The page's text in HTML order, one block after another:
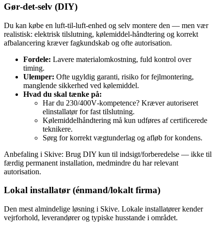
Gør‑det‑selv (DIY)
Du kan købe en luft‑til‑luft‑enhed og selv montere den — men vær
realistisk: elektrisk tilslutning, kølemiddel‑håndtering og korrekt
afbalancering kræver fagkundskab og ofte autorisation.
Fordele: Lavere materialomkostning, fuld kontrol over
timing.
Ulemper: Ofte ugyldig garanti, risiko for fejlmontering,
manglende sikkerhed ved kølemiddel.
Hvad du skal tænke på:
Har du 230/400V‑kompetence? Kræver autoriseret
elinstallatør for fast tilslutning.
Kølemiddelhåndtering må kun udføres af certificerede
teknikere.
Sørg for korrekt vægtunderlag og afløb for kondens.
Anbefaling i Skive: Brug DIY kun til indsigt/forberedelse — ikke til
færdig permanent installation, medmindre du har relevant
autorisation.
Lokal installatør (énmand/lokalt firma)
Den mest almindelige løsning i Skive. Lokale installatører kender
vejrforhold, leverandører og typiske husstande i området.